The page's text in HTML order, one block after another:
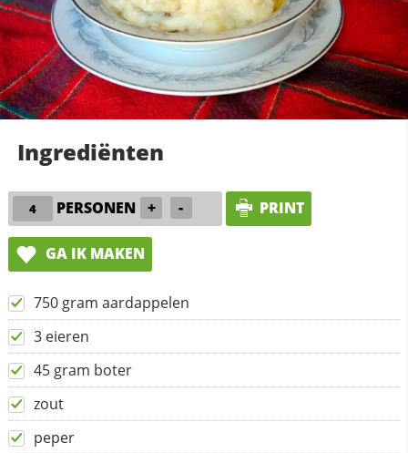
Ingrediënten
PERSONEN + - PRINT
GA IK MAKEN
750 gram aardappelen
3 eieren
45 gram boter
zout
peper